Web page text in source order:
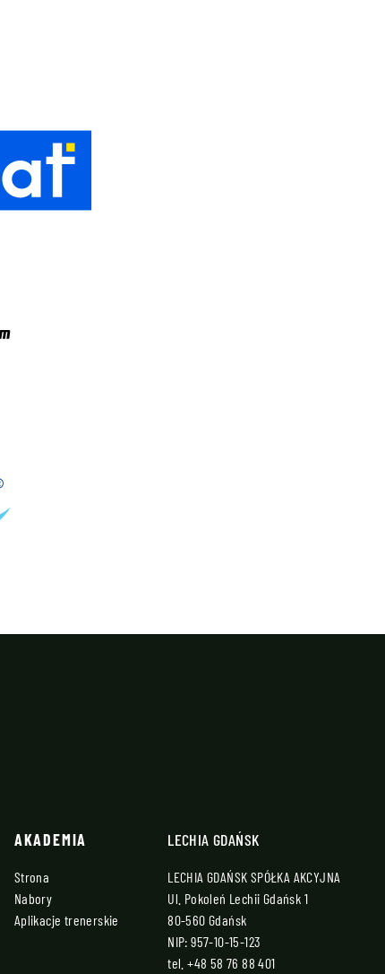
AKADEMIA
Strona
Nabory
Aplikacje trenerskie
LECHIA GDAŃSK
LECHIA GDAŃSK SPÓŁKA AKCYJNA
Ul. Pokoleń Lechii Gdańsk 1
80-560 Gdańsk
NIP: 957-10-15-123
tel.+48 58 76 88 401